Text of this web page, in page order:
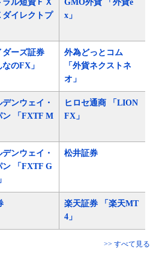
ラル短資ＦＸ
ダイレクトプ
GMO外貨 「外貨e
x」
ダーズ証券
なのFX」
外為どっとコム
「外貨ネクストネ
オ」
デンウェイ・
ン 「FXTF M
ヒロセ通商 「LION
FX」
デンウェイ・
ン 「FXTF G
松井証券
楽天証券 「楽天MT
4」
>> すべて見る